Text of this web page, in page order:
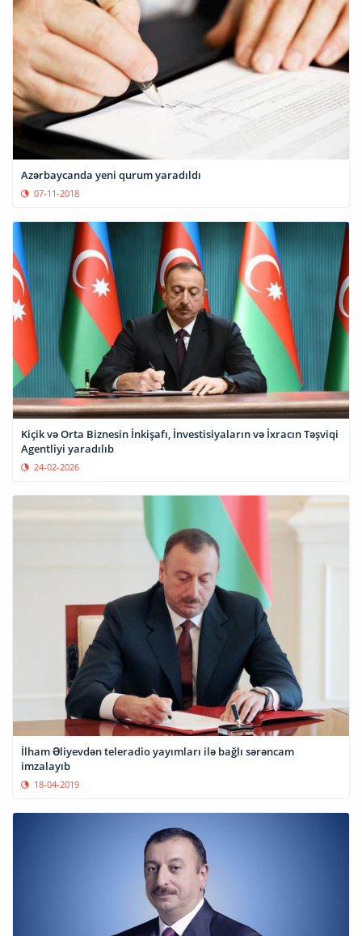
Azərbaycanda yeni qurum yaradıldı
07-11-2018
Kiçik və Orta Biznesin İnkişafı, İnvestisiyaların və İxracın Təşviqi
Agentliyi yaradılıb
24-02-2026
İlham Əliyevdən teleradio yayımları ilə bağlı sərəncam
imzalayıb
18-04-2019